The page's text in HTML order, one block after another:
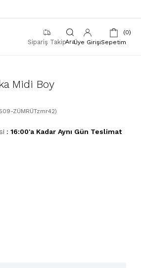
Sipariş Takip Üye GirişiSepetim
0
Midi Boy
ZÜMRÜTzmr42)
: 16:00'a Kadar Aynı Gün Teslimat